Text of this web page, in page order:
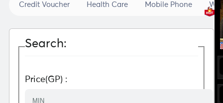
Credit Voucher Health Care Mobile Phone
Search:
Price(GP) :